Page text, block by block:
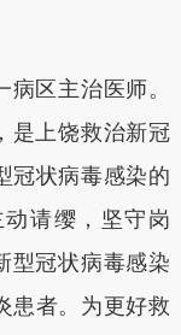
区主治医师。
是上饶救治新冠
冠状病毒感染的
请缨，坚守岗
型冠状病毒感染
患者。为更好救